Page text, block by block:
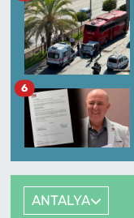
6
ANTALYA